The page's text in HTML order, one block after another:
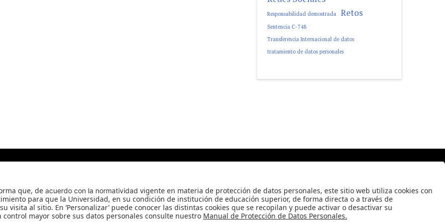
Responsabilidad demostrada Retos
Sentencia C-748
Transferencia Internacional de datos
tratamiento de datos personales
Universidad de los Andes | Vigilada Mineducación
Reconocimiento como Universidad: Decreto 1297 del 30 de mayo de 1964.